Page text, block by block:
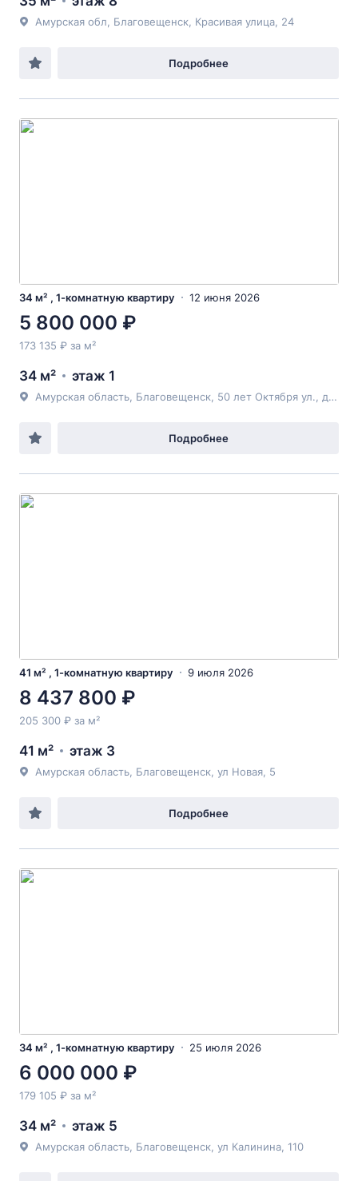
Амурская обл, Благовещенск, Красивая улица, 24
Подробнее
34 м² , 1-комнатную квартиру 12 июня 2026
5 800 000 ₽
173 135 ₽ за м²
34 м² этаж 1
Амурская область, Благовещенск, 50 лет Октября ул., д.263/2
Подробнее
41 м² , 1-комнатную квартиру 9 июля 2026
8 437 800 ₽
205 300 ₽ за м²
41 м² этаж 3
Амурская область, Благовещенск, ул Новая, 5
Подробнее
34 м² , 1-комнатную квартиру 25 июля 2026
6 000 000 ₽
179 105 ₽ за м²
34 м² этаж 5
Амурская область, Благовещенск, ул Калинина, 110